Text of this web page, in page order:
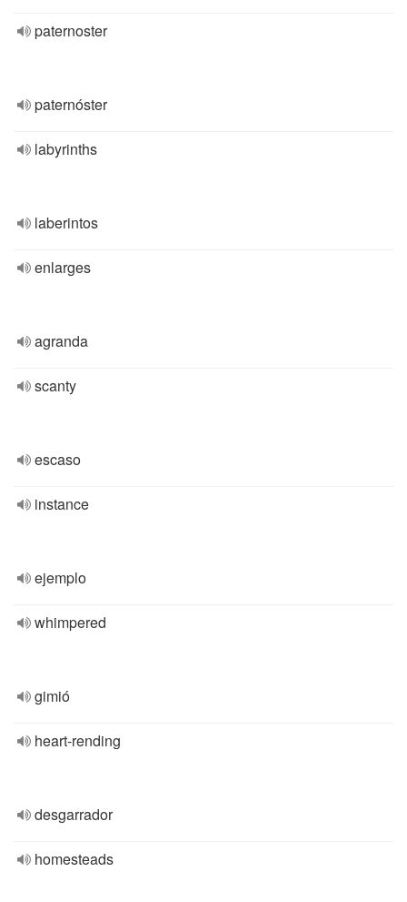
paternoster
paternóster
labyrinths
laberintos
enlarges
agranda
scanty
escaso
instance
ejemplo
whimpered
gimió
heart-rending
desgarrador
homesteads